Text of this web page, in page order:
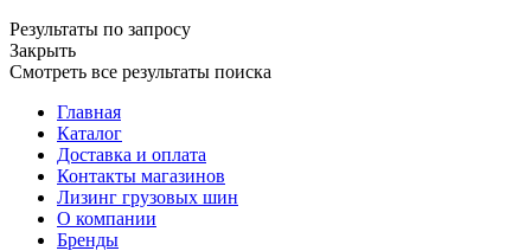
Результаты по запросу
Закрыть
Смотреть все результаты поиска
Главная
Каталог
Доставка и оплата
Контакты магазинов
Лизинг грузовых шин
О компании
Бренды